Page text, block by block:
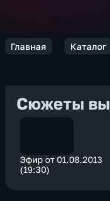
Главная Каталог
Сюжеты
Эфир от 01.08.2013
(19:30)